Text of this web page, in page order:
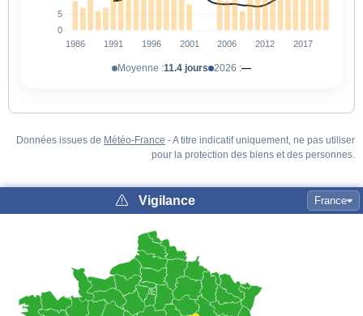
Moyenne :11.4 jours 2026 :—
Données issues de Météo-France - A titre indicatif uniquement, ne pas utiliser
pour la protection des biens et des personnes.
Vigilance France